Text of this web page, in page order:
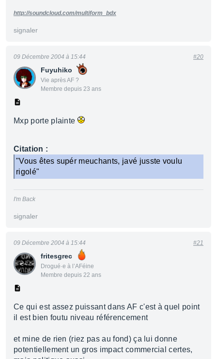
http://soundcloud.com/multiform_bdx
signaler
Fuyuhiko
Vie après AF ?
Membre depuis 23 ans
09 Décembre 2004 à 15:44 #20
Mxp porte plainte
Citation :
"Vous êtes supér meuchants, javé jusste voulu
rigolé"
I'm Back
signaler
fritesgrec
Drogué·e à l’AFéine
Membre depuis 22 ans
09 Décembre 2004 à 15:44 #21
Ce qui est assez puissant dans AF c'est à quel point
il est bien foutu niveau référencement
et mine de rien (riez pas au fond) ça lui donne
potentiellement un gros impact commercial certes,